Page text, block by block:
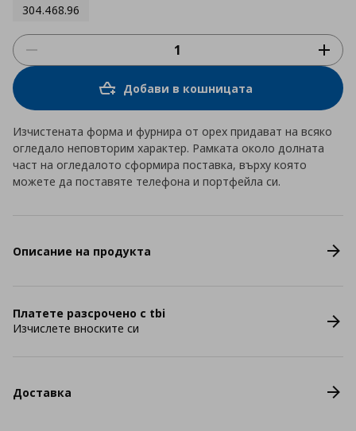
304.468.96
Добави в кошницата
Изчистената форма и фурнира от орех придават на всяко
огледало неповторим характер. Рамката около долната
част на огледалото сформира поставка, върху която
можете да поставяте телефона и портфейла си.
Описание на продукта
Платете разсрочено с tbi
Изчислете вноските си
Доставка